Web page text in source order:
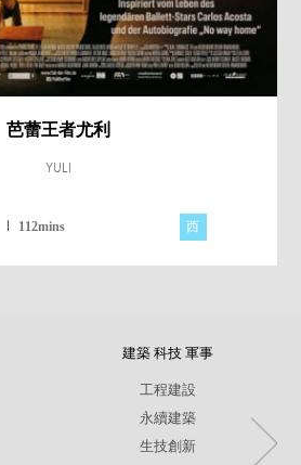
芭蕾王者尤利
YULI
112mins 西
建築 科技 軍事
工程建設
永續建築
生技創新